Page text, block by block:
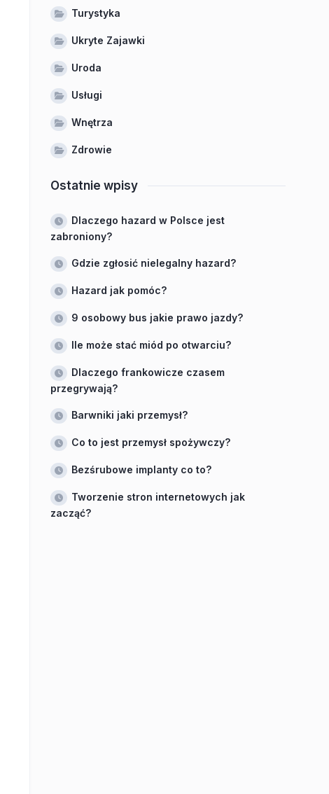
Turystyka
Ukryte Zajawki
Uroda
Usługi
Wnętrza
Zdrowie
Ostatnie wpisy
Dlaczego hazard w Polsce jest
zabroniony?
Gdzie zgłosić nielegalny hazard?
Hazard jak pomóc?
9 osobowy bus jakie prawo jazdy?
Ile może stać miód po otwarciu?
Dlaczego frankowicze czasem
przegrywają?
Barwniki jaki przemysł?
Co to jest przemysł spożywczy?
Bezśrubowe implanty co to?
Tworzenie stron internetowych jak
zacząć?